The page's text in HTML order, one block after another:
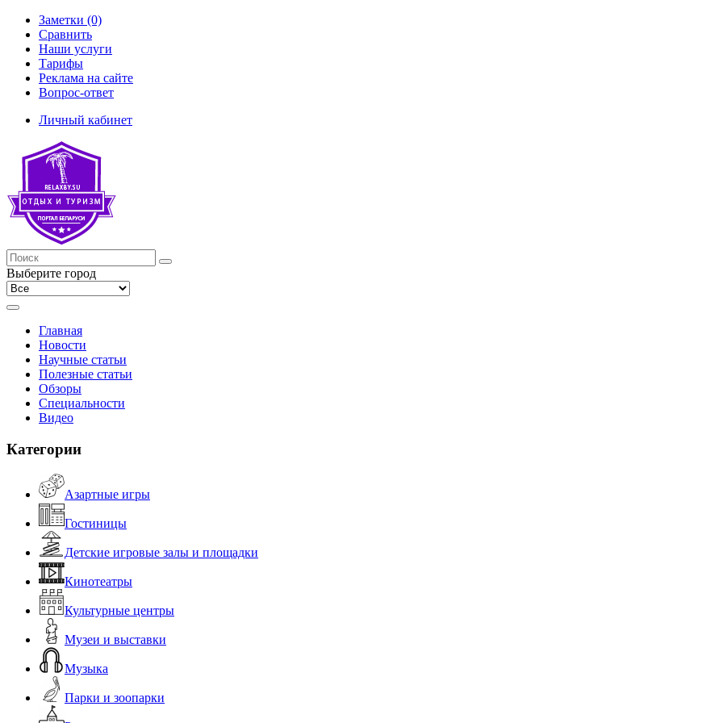
Заметки (0)
Сравнить
Наши услуги
Тарифы
Реклама на сайте
Вопрос-ответ
Личный кабинет
Выберите город
Главная
Новости
Научные статьи
Полезные статьи
Обзоры
Специальности
Видео
Категории
Азартные игры
Гостиницы
Детские игровые залы и площадки
Кинотеатры
Культурные центры
Музеи и выставки
Музыка
Парки и зоопарки